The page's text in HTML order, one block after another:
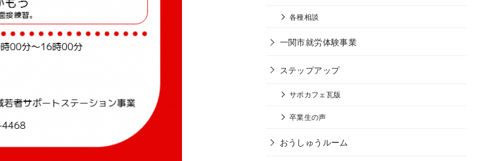
各種相談
一関市就労体験事業
ステップアップ
サポカフェ瓦版
卒業生の声
おうしゅうルーム